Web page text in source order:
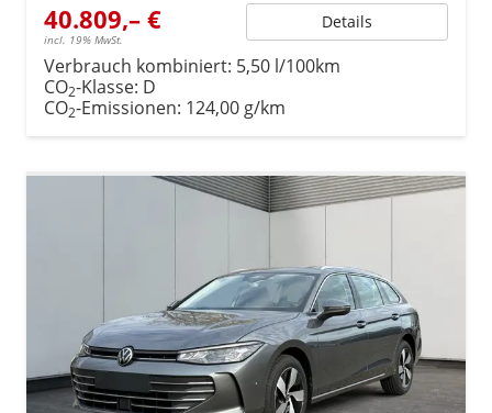
40.809,– €
incl. 19% MwSt.
Details
Verbrauch kombiniert: 5,50 l/100km
CO2-Klasse: D
CO2-Emissionen: 124,00 g/km